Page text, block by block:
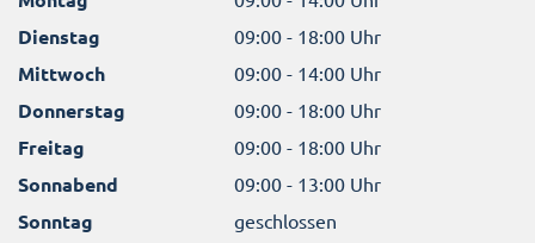
Dienstag 09:00 - 18:00 Uhr
Mittwoch 09:00 - 14:00 Uhr
Donnerstag 09:00 - 18:00 Uhr
Freitag 09:00 - 18:00 Uhr
Sonnabend 09:00 - 13:00 Uhr
Sonntag geschlossen